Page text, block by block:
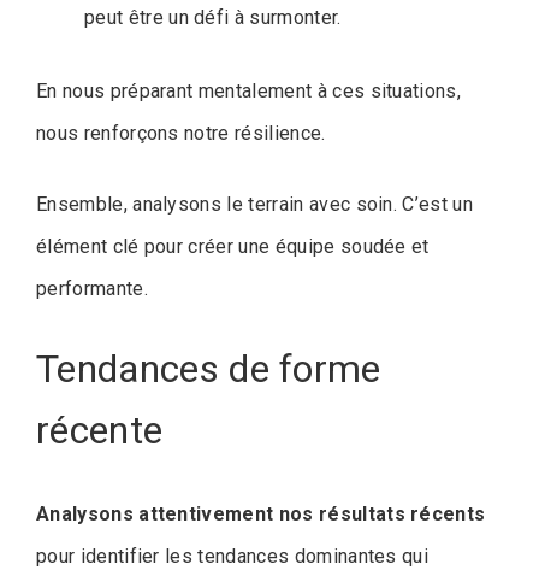
peut être un défi à surmonter.
En nous préparant mentalement à ces situations,
nous renforçons notre résilience.
Ensemble, analysons le terrain avec soin. C’est un
élément clé pour créer une équipe soudée et
performante.
Tendances de forme
récente
Analysons attentivement nos résultats récents
pour identifier les tendances dominantes qui